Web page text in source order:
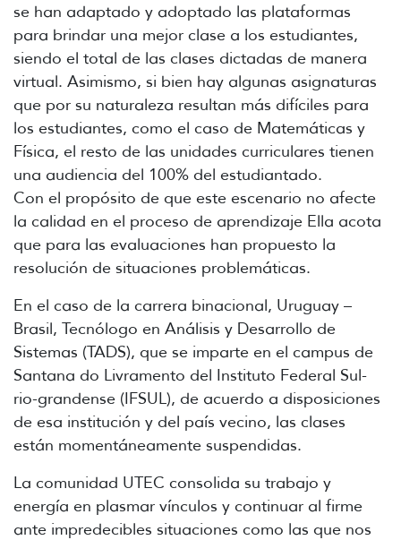
se han adaptado y adoptado las plataformas
para brindar una mejor clase a los estudiantes,
siendo el total de las clases dictadas de manera
virtual. Asimismo, si bien hay algunas asignaturas
que por su naturaleza resultan más difíciles para
los estudiantes, como el caso de Matemáticas y
Física, el resto de las unidades curriculares tienen
una audiencia del 100% del estudiantado.
Con el propósito de que este escenario no afecte
la calidad en el proceso de aprendizaje Ella acota
que para las evaluaciones han propuesto la
resolución de situaciones problemáticas.
En el caso de la carrera binacional, Uruguay –
Brasil, Tecnólogo en Análisis y Desarrollo de
Sistemas (TADS), que se imparte en el campus de
Santana do Livramento del Instituto Federal Sul-
rio-grandense (IFSUL), de acuerdo a disposiciones
de esa institución y del país vecino, las clases
están momentáneamente suspendidas.
La comunidad UTEC consolida su trabajo y
energía en plasmar vínculos y continuar al firme
ante impredecibles situaciones como las que nos